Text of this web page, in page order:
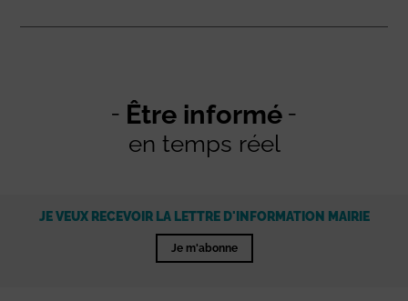
Être informé
en temps réel
JE VEUX RECEVOIR LA LETTRE D'INFORMATION MAIRIE
Je m'abonne